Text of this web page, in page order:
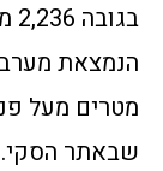
בגובה 2,236 מטרים מעל פני הים,
מטרים מעל
שבאתר הסקי.